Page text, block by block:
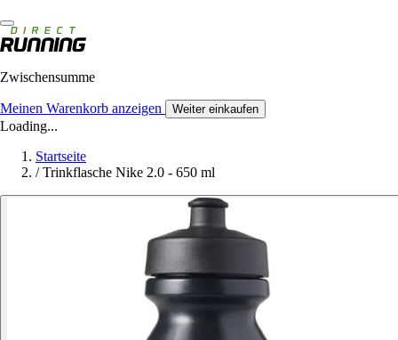
Zwischensumme
Meinen Warenkorb anzeigen Weiter einkaufen
Loading...
Startseite
/ Trinkflasche Nike 2.0 - 650 ml